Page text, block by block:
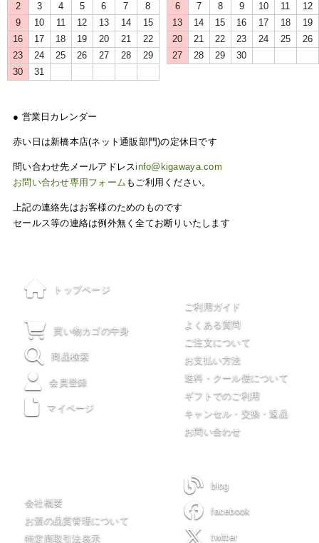
2
3 4 5 6 7
8
9
10 11 12 13 14
15
16
17 18 19 20 21
22
23
24 25 26 27 28
29
30
31
6
7 8 9 10 11
12
13
14 15 16 17 18
19
20
21 22 23 24 25
26
27
28 29 30
● 営業日カレンダー
赤い日は新橋本店(ネット通販部門)の定休日です
問い合わせ先メールアドレスinfo@kigawaya.com
お問い合わせ専用フォーム もご利用ください。
上記の連絡先はお客様のためのものです
セールス等の連絡は例外無く全てお断りいたします
トップページ
買い物カゴの中身
商品検索
会員登録
マイページ
ご利用ガイド
よくある質問
ご注文について
お支払い方法
送料・クール便について
ギフトでのご利用
キャンセル・交換・返品
お問い合わせ
会社概要
お酒の品質管理について
特定商取引法表示
blog
facebook
twitter